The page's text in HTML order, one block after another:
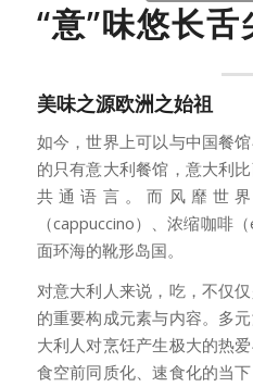
“意”味悠长
美味之源欧洲之始祖
如今，世界上可以与中国餐
的只有意大利餐馆，意大利
共通语言。而风靡世
（cappuccino）、浓缩咖啡
面环海的靴形岛国。
对意大利人来说，吃，不仅
的重要构成元素与内容。多
大利人对烹饪产生极大的热
食空前同质化、速食化的当